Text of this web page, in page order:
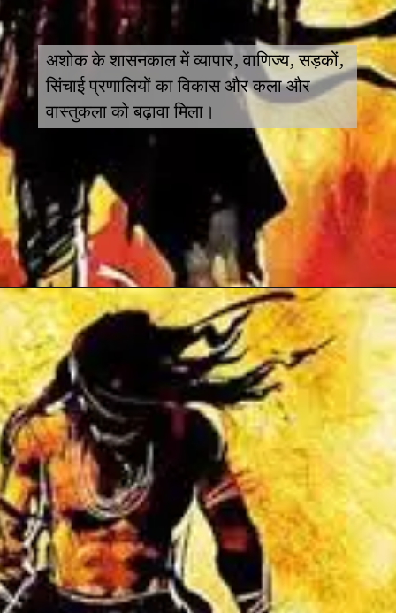
अशोक के शासनकाल में व्यापार, वाणिज्य, सड़कों,
सिंचाई प्रणालियों का विकास और कला और
वास्तुकला को बढ़ावा मिला।